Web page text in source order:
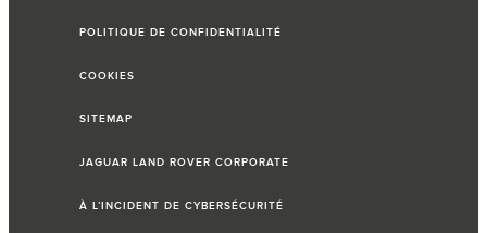
POLITIQUE DE CONFIDENTIALITÉ
COOKIES
SITEMAP
JAGUAR LAND ROVER CORPORATE
À L’INCIDENT DE CYBERSÉCURITÉ